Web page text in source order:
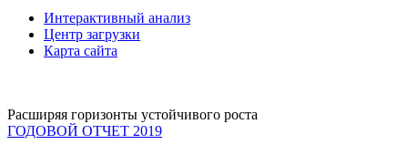
Интерактивный анализ
Центр загрузки
Карта сайта
Расширяя горизонты устойчивого роста
ГОДОВОЙ ОТЧЕТ 2019